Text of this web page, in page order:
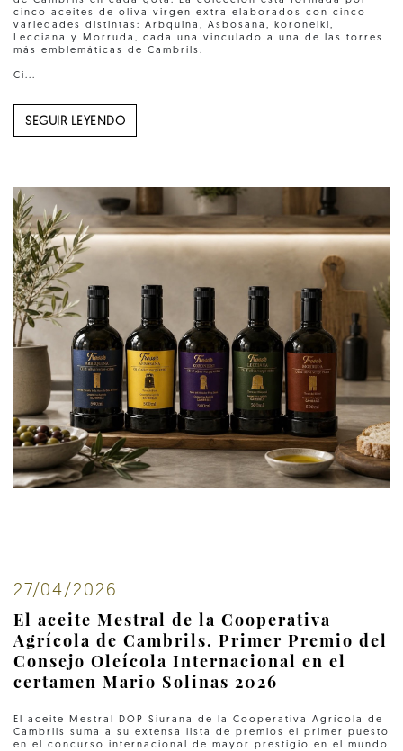
cinco aceites de oliva virgen extra elaborados con cinco
variedades distintas: Arbquina, Asbosana, koroneiki,
Lecciana y Morruda, cada una vinculado a una de las torres
más emblemáticas de Cambrils.
Ci...
SEGUIR LEYENDO
27/04/2026
El aceite Mestral de la Cooperativa
Agrícola de Cambrils, Primer Premio del
Consejo Oleícola Internacional en el
certamen Mario Solinas 2026
El aceite Mestral DOP Siurana de la Cooperativa Agrícola de
Cambrils suma a su extensa lista de premios el primer puesto
en el concurso internacional de mayor prestigio en el mundo